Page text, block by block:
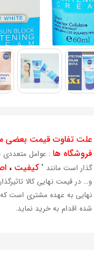
علت تفاوت قیمت بعضی
فروشگاه ها : عوامل متعددی
گذار است مانند "کیفیت ،
و… در قیمت نهایی کالا
نهایی به عهده مشتری است
شده اقدام به خرید نماید.